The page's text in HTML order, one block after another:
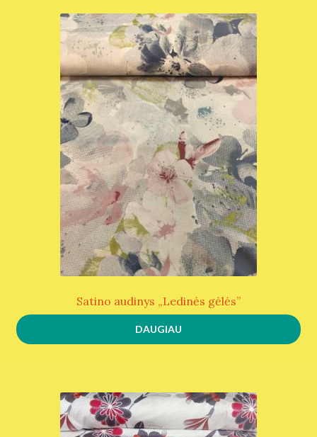
Satino audinys „Ledinės gėlės”
DAUGIAU